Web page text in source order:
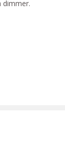
dimmer.